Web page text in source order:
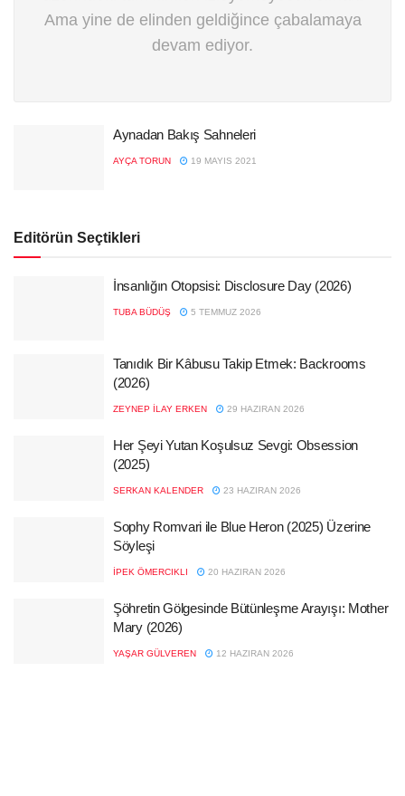
Ama yine de elinden geldiğince çabalamaya
devam ediyor.
Aynadan Bakış Sahneleri
AYÇA TORUN 19 MAYIS 2021
Editörün Seçtikleri
İnsanlığın Otopsisi: Disclosure Day (2026)
TUBA BÜDÜŞ 5 TEMMUZ 2026
Tanıdık Bir Kâbusu Takip Etmek: Backrooms
(2026)
ZEYNEP İLAY ERKEN 29 HAZIRAN 2026
Her Şeyi Yutan Koşulsuz Sevgi: Obsession
(2025)
SERKAN KALENDER 23 HAZIRAN 2026
Sophy Romvari ile Blue Heron (2025) Üzerine
Söyleşi
İPEK ÖMERCIKLI 20 HAZIRAN 2026
Şöhretin Gölgesinde Bütünleşme Arayışı: Mother
Mary (2026)
YAŞAR GÜLVEREN 12 HAZIRAN 2026